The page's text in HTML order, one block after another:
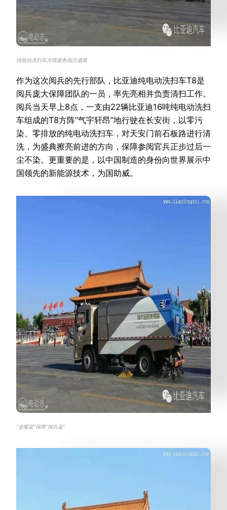
纯电动洗扫车方阵服务阅兵盛典
作为这次阅兵的先行部队，比亚迪纯电动洗扫车T8是
阅兵庞大保障团队的一员，率先亮相并负责清扫工作。
阅兵当天早上8点，一支由22辆比亚迪16吨纯电动洗扫
车组成的T8方阵“气宇轩昂”地行驶在长安街，以零污
染、零排放的纯电动洗扫车，对天安门前石板路进行清
洗，为盛典擦亮前进的方向，保障参阅官兵正步过后一
尘不染。更重要的是，以中国制造的身份向世界展示中
国领先的新能源技术，为国助威。
“金耀蓝”保障“阅兵蓝”